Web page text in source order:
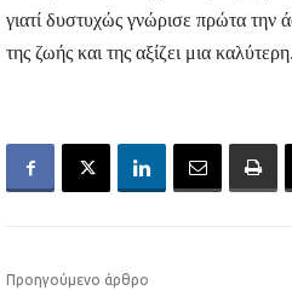
γιατί δυστυχώς γνώρισε πρώτα την
της ζωής και της αξίζει μια καλύτερη.
Προηγούμενο άρθρο